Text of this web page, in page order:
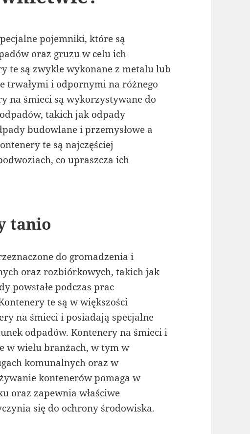
pojemniki, które są
oraz gruzu w celu ich
te są zwykle wykonane z metalu lub
trwałymi i odpornymi na różnego
na śmieci są wykorzystywane do
takich jak odpady
budowlane i przemysłowe a
te są najczęściej
co upraszcza ich
tanio
do gromadzenia i
oraz rozbiórkowych, takich jak
powstałe podczas prac
te są w większości
na śmieci i posiadają specjalne
odpadów. Kontenery na śmieci i
w wielu branżach, w tym w
komunalnych oraz w
kontenerów pomaga w
oraz zapewnia właściwe
się do ochrony środowiska.